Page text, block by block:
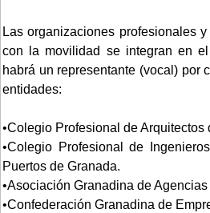
Las organizaciones profesionales
con la movilidad se integran en
habrá un representante (vocal) por
entidades:
•Colegio Profesional de Arquitectos
•Colegio Profesional de
Puertos de Granada.
•Asociación Granadina de
•Confederación Granadina de